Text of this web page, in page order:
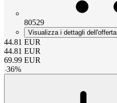
80529
Visualizza i dettagli dell'offerta
44.81 EUR
44.81 EUR
69.99 EUR
-36%